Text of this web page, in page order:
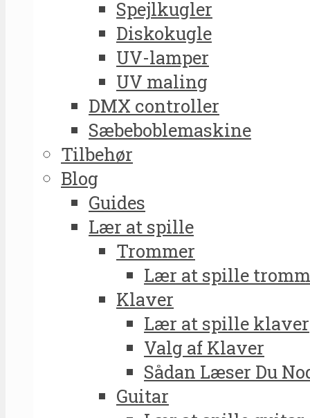
Spejlkugler
Diskokugle
UV-lamper
UV maling
DMX controller
Sæbeboblemaskine
Tilbehør
Blog
Guides
Lær at spille
Trommer
Lær at spille
Klaver
Lær at spille klaver
Valg af Klaver
Sådan Læser Du
Guitar